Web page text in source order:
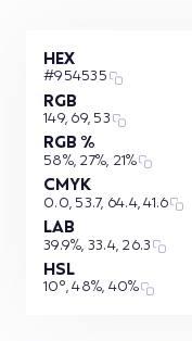
HEX
#954535
RGB
149, 69, 53
RGB %
58%, 27%, 21%
CMYK
0.0, 53.7, 64.4, 41.6
LAB
39.9%, 33.4, 26.3
HSL
10°, 48%, 40%